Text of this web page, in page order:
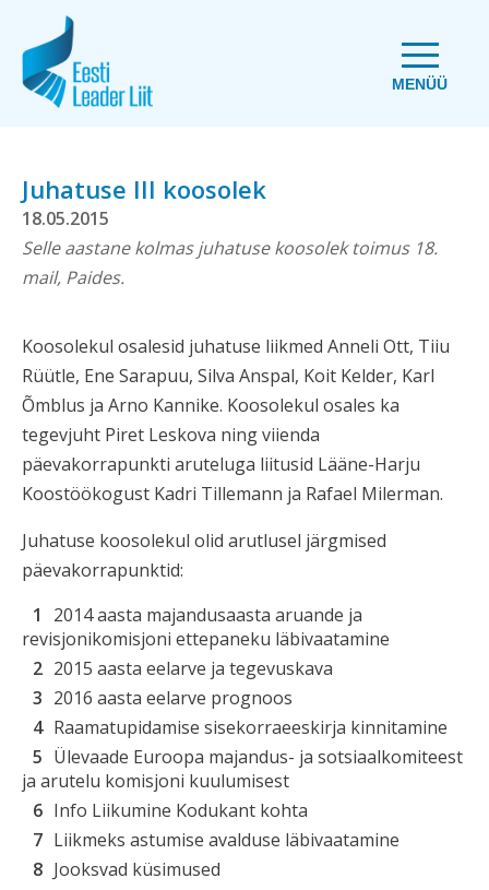
MENÜÜ
Juhatuse III koosolek
18.05.2015
Selle aastane kolmas juhatuse koosolek toimus 18.
mail, Paides.
Koosolekul osalesid juhatuse liikmed Anneli Ott, Tiiu
Rüütle, Ene Sarapuu, Silva Anspal, Koit Kelder, Karl
Õmblus ja Arno Kannike. Koosolekul osales ka
tegevjuht Piret Leskova ning viienda
päevakorrapunkti aruteluga liitusid Lääne-Harju
Koostöökogust Kadri Tillemann ja Rafael Milerman.
Juhatuse koosolekul olid arutlusel järgmised
päevakorrapunktid:
2014 aasta majandusaasta aruande ja
revisjonikomisjoni ettepaneku läbivaatamine
2015 aasta eelarve ja tegevuskava
2016 aasta eelarve prognoos
Raamatupidamise sisekorraeeskirja kinnitamine
Ülevaade Euroopa majandus- ja sotsiaalkomiteest
ja arutelu komisjoni kuulumisest
Info Liikumine Kodukant kohta
Liikmeks astumise avalduse läbivaatamine
Jooksvad küsimused